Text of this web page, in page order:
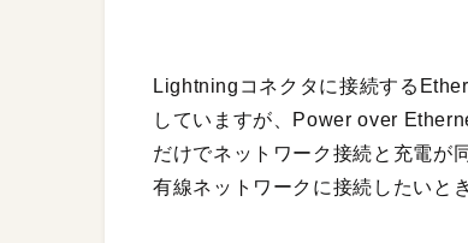
Lightningコネクタに接続する
していますが、Power over
だけでネットワーク接続と充電が
有線ネットワークに接続したいと